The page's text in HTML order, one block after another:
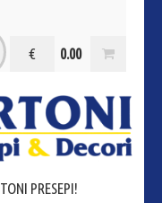
0.00
€
PRESEPI!